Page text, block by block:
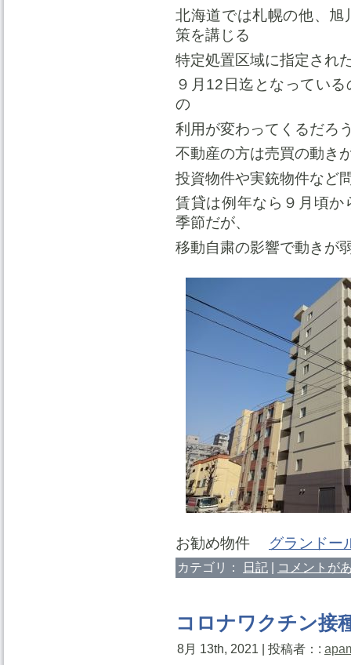
北海道では札幌の他、
策を講じる
特定処置区域に指定され
９月12日迄となってい
の
利用が変わってくるだろ
不動産の方は売買の動き
投資物件や実銃物件など
賃貸は例年なら９月頃
季節だが、
移動自粛の影響で動きが
お勧め物件 グランドー
カテゴリ： 日記 コメントが
コロナワクチン接
8月 13th, 2021 | 投稿者：: